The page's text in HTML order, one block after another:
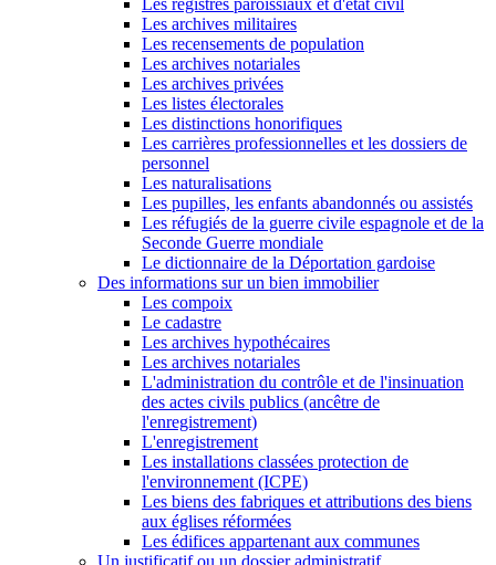
Les registres paroissiaux et d'état civil
Les archives militaires
Les recensements de population
Les archives notariales
Les archives privées
Les listes électorales
Les distinctions honorifiques
Les carrières professionnelles et les dossiers de
personnel
Les naturalisations
Les pupilles, les enfants abandonnés ou assistés
Les réfugiés de la guerre civile espagnole et de la
Seconde Guerre mondiale
Le dictionnaire de la Déportation gardoise
Des informations sur un bien immobilier
Les compoix
Le cadastre
Les archives hypothécaires
Les archives notariales
L'administration du contrôle et de l'insinuation
des actes civils publics (ancêtre de
l'enregistrement)
L'enregistrement
Les installations classées protection de
l'environnement (ICPE)
Les biens des fabriques et attributions des biens
aux églises réformées
Les édifices appartenant aux communes
Un justificatif ou un dossier administratif